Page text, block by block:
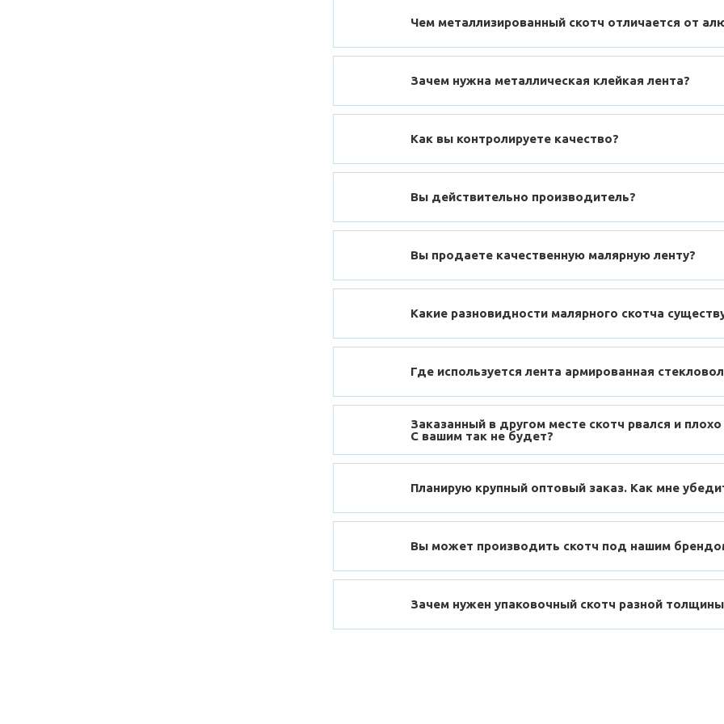
Чем металлизированный скотч отличается от
Зачем нужна металлическая клейкая лента?
Как вы контролируете качество?
Вы действительно производитель?
Вы продаете качественную малярную ленту?
Какие разновидности малярного скотча
Где используется лента армированная
Заказанный в другом месте скотч рвался и плохо
С вашим так не будет?
Планирую крупный оптовый заказ. Как мне
Вы может производить скотч под нашим
Зачем нужен упаковочный скотч разной